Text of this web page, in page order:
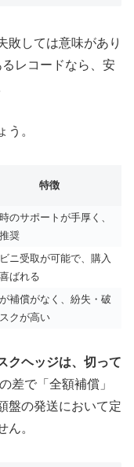
敗しては意味があり
レコードなら、安
う。
特徴
のサポートが手厚く、
奨
ニ受取が可能で、購入
ばれる
補償がなく、紛失・破
クが高い
クヘッジは、切って
差で「全額補償」
盤の発送において定
ん。